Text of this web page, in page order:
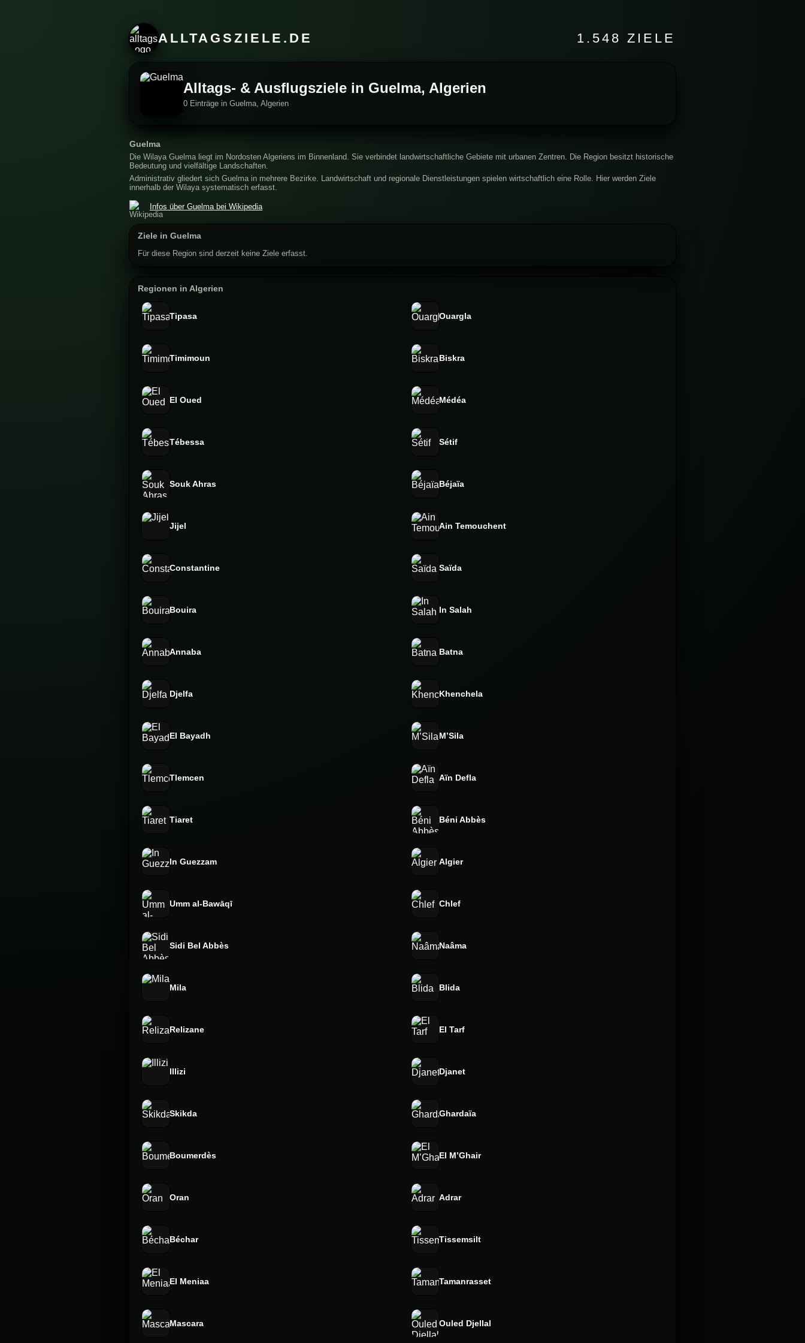
ALLTAGSZIELE.DE 1.548 ZIELE
Alltags- & Ausflugsziele in Guelma, Algerien
0 Einträge in Guelma, Algerien
Guelma
Die Wilaya Guelma liegt im Nordosten Algeriens im Binnenland. Sie verbindet landwirtschaftliche Gebiete mit urbanen Zentren. Die Region besitzt historische
Bedeutung und vielfältige Landschaften.
Administrativ gliedert sich Guelma in mehrere Bezirke. Landwirtschaft und regionale Dienstleistungen spielen wirtschaftlich eine Rolle. Hier werden Ziele
innerhalb der Wilaya systematisch erfasst.
Infos über Guelma bei Wikipedia
Ziele in Guelma
Für diese Region sind derzeit keine Ziele erfasst.
Regionen in Algerien
Tipasa Ouargla
Timimoun Biskra
El Oued Médéa
Tébessa Sétif
Souk Ahras Béjaïa
Jijel Ain Temouchent
Constantine Saïda
Bouira In Salah
Annaba Batna
Djelfa Khenchela
El Bayadh M’Sila
Tlemcen Aïn Defla
Tiaret Béni Abbès
In Guezzam Algier
Umm al-Bawāqī Chlef
Sidi Bel Abbès Naâma
Mila Blida
Relizane El Tarf
Illizi Djanet
Skikda Ghardaïa
Boumerdès El M’Ghair
Oran Adrar
Béchar Tissemsilt
El Meniaa Tamanrasset
Mascara Ouled Djellal